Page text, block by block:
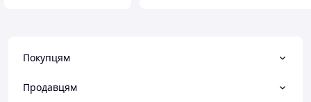
Покупцям
Продавцям